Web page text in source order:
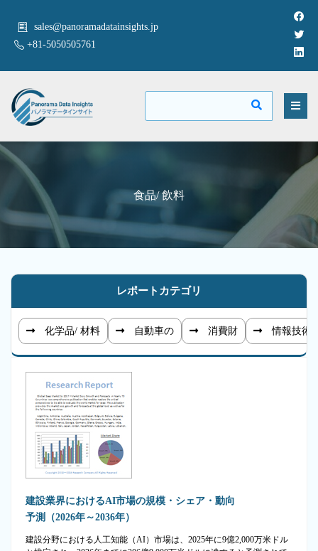
sales@panoramadatainsights.jp
+81-5050505761
食品/ 飲料
レポートカテゴリ
化学品/ 材料 自動車の 消費財 情報技術
建設業界におけるAI市場の規模・シェア・動向
予測（2026年～2036年）
建設分野における人工知能（AI）市場は、2025年に9億2,000万米ドル